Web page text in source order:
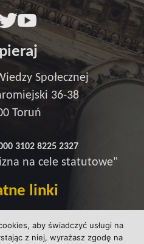
aby świadczyć usługi na
z niej, wyrażasz zgodę na
Społecznej
36-38
Toruń
3102 8225 2327
na cele statutowe"
linki